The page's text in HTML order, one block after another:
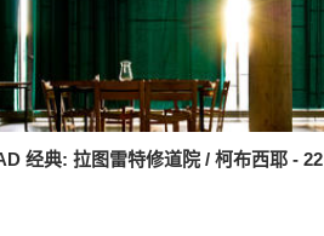
经典: 拉图雷特修道院 / 柯布西耶 - 22